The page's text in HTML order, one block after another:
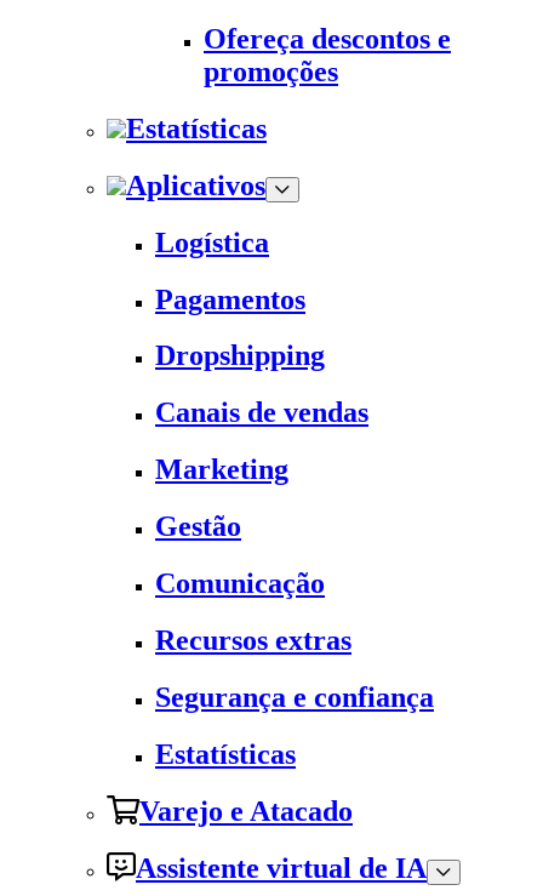
Ofereça descontos e
promoções
Estatísticas
Aplicativos
Logística
Pagamentos
Dropshipping
Canais de vendas
Marketing
Gestão
Comunicação
Recursos extras
Segurança e confiança
Estatísticas
Varejo e Atacado
Assistente virtual de IA